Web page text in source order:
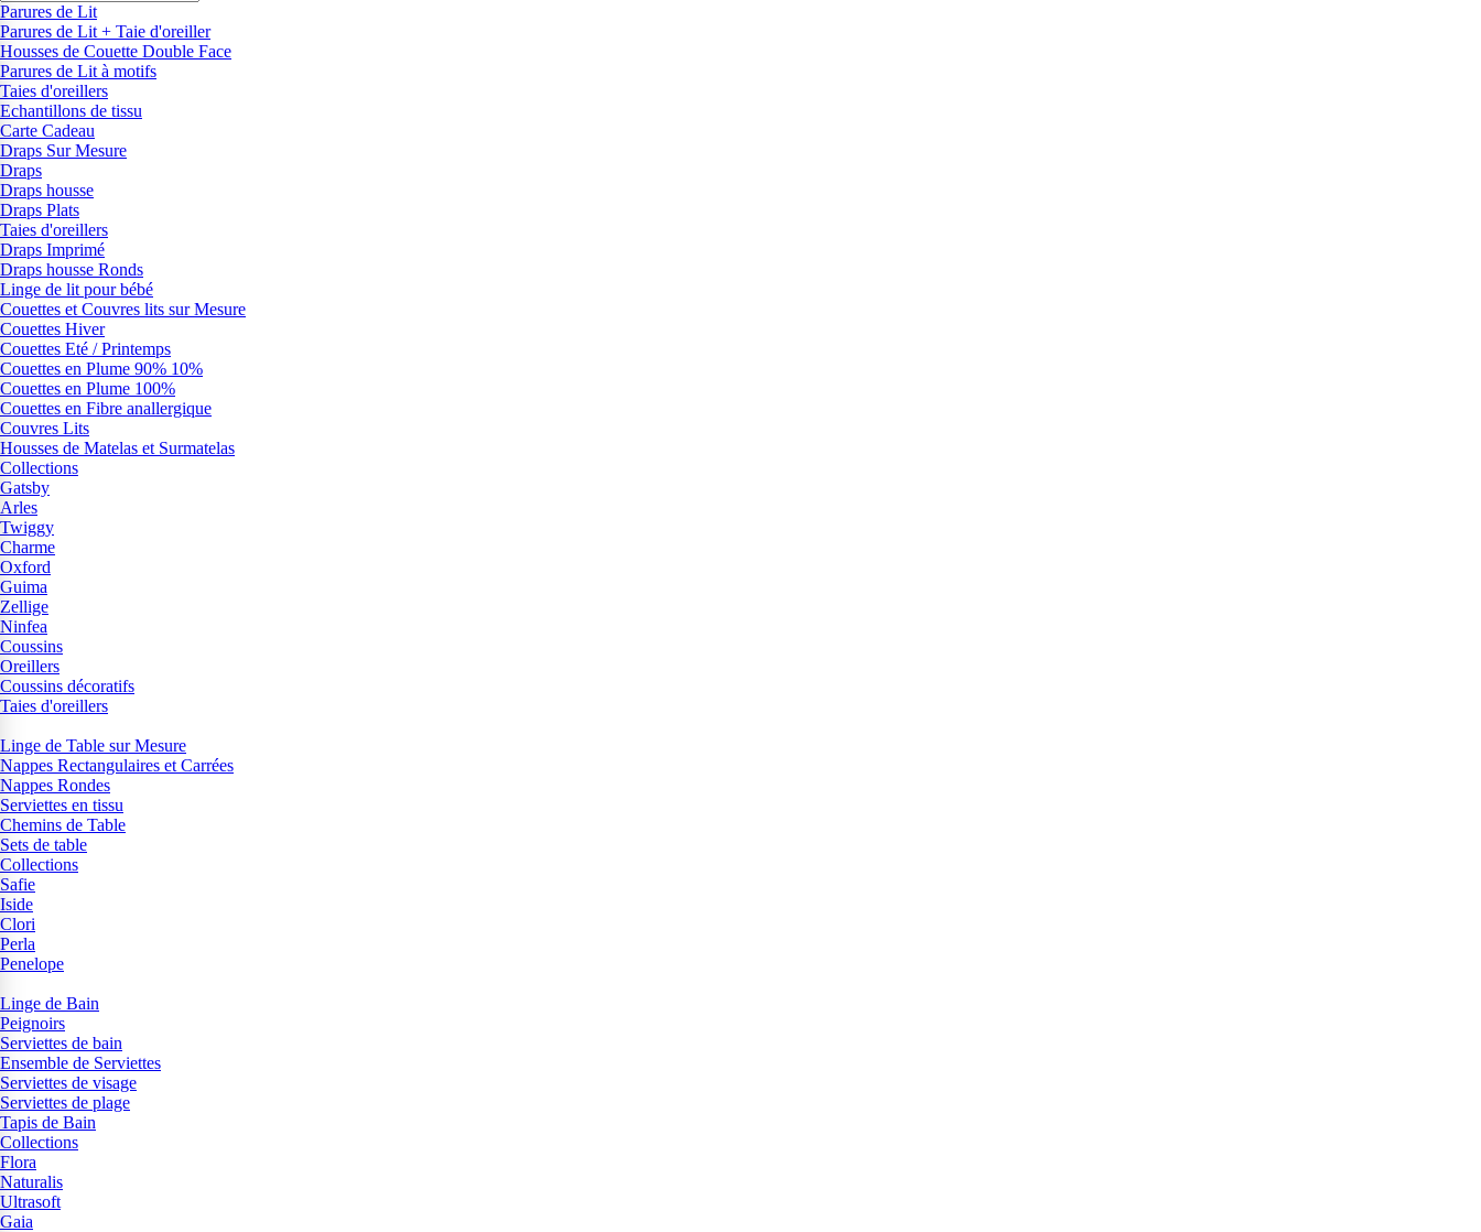
Parures de Lit
Parures de Lit + Taie d'oreiller
Housses de Couette Double Face
Parures de Lit à motifs
Taies d'oreillers
Echantillons de tissu
Carte Cadeau
Draps Sur Mesure
Draps
Draps housse
Draps Plats
Taies d'oreillers
Draps Imprimé
Draps housse Ronds
Linge de lit pour bébé
Couettes et Couvres lits sur Mesure
Couettes Hiver
Couettes Eté / Printemps
Couettes en Plume 90% 10%
Couettes en Plume 100%
Couettes en Fibre anallergique
Couvres Lits
Housses de Matelas et Surmatelas
Collections
Gatsby
Arles
Twiggy
Charme
Oxford
Guima
Zellige
Ninfea
Coussins
Oreillers
Coussins décoratifs
Taies d'oreillers
Linge de Table sur Mesure
Nappes Rectangulaires et Carrées
Nappes Rondes
Serviettes en tissu
Chemins de Table
Sets de table
Collections
Safie
Iside
Clori
Perla
Penelope
Linge de Bain
Peignoirs
Serviettes de bain
Ensemble de Serviettes
Serviettes de visage
Serviettes de plage
Tapis de Bain
Collections
Flora
Naturalis
Ultrasoft
Gaia